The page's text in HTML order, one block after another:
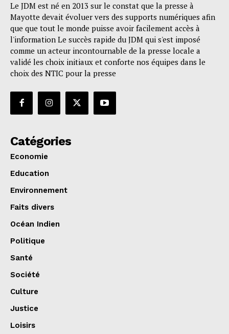
Le JDM est né en 2013 sur le constat que la presse à
Mayotte devait évoluer vers des supports numériques afin
que que tout le monde puisse avoir facilement accès à
l'information Le succès rapide du JDM qui s'est imposé
comme un acteur incontournable de la presse locale a
validé les choix initiaux et conforte nos équipes dans le
choix des NTIC pour la presse
Catégories
Economie
Education
Environnement
Faits divers
Océan Indien
Politique
Santé
Société
Culture
Justice
Loisirs